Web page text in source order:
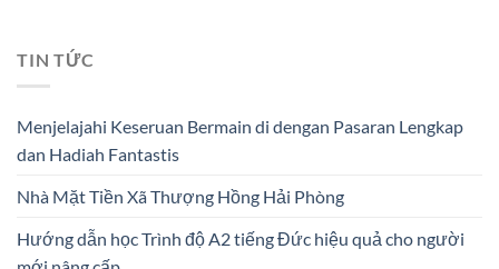
TIN TỨC
Menjelajahi Keseruan Bermain di dengan Pasaran Lengkap
dan Hadiah Fantastis
Nhà Mặt Tiền Xã Thượng Hồng Hải Phòng
Hướng dẫn học Trình độ A2 tiếng Đức hiệu quả cho người